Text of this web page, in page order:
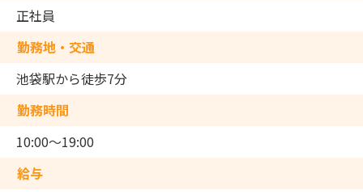
正社員
勤務地・交通
池袋駅から徒歩7分
勤務時間
10:00～19:00
給与